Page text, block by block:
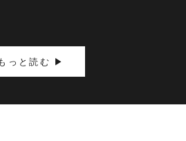
っと読む ▶︎